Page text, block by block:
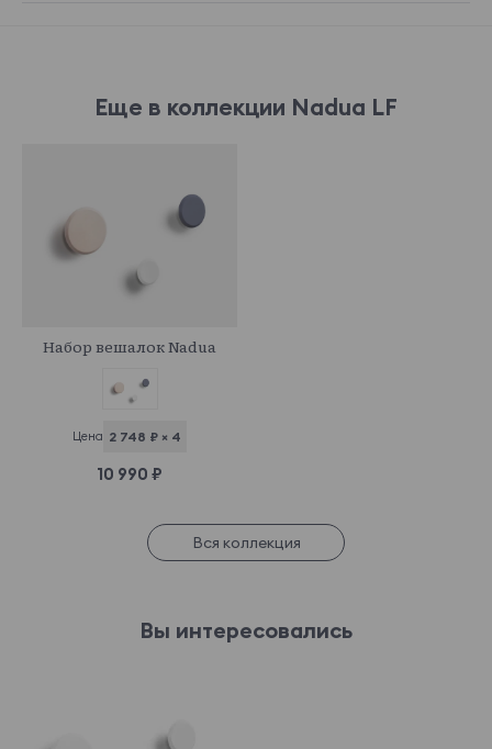
Еще в коллекции Nadua LF
Набор вешалок Nadua
Цена 2 748 ₽ × 4
10 990 ₽
Вся коллекция
Вы интересовались